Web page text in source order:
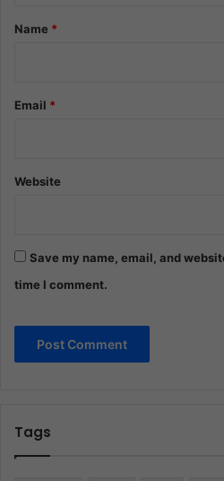
*Name *
Email *
Website
Save my name, email, and
time I comment.
Tags